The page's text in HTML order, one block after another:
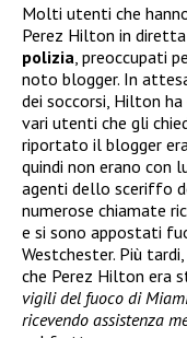
Molti utenti che
Perez Hilton in
polizia , preoccupati
noto blogger. In
dei soccorsi, Hilton
vari utenti che gli
riportato il blogger
quindi non erano con
agenti dello sceriffo
numerose chiamate
e si sono appostati
Westchester. Più
che Perez Hilton era
vigili del fuoco di
ricevendo assistenza